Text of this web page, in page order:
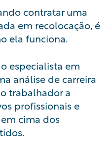
contratar uma
em recolocação, é
ela funciona.
especialista em
análise de carreira
trabalhador a
profissionais e
cima dos